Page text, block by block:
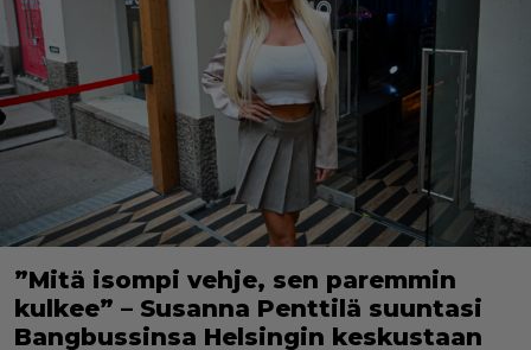
”Mitä isompi vehje, sen paremmin
kulkee” – Susanna Penttilä suuntasi
Bangbussinsa Helsingin keskustaan